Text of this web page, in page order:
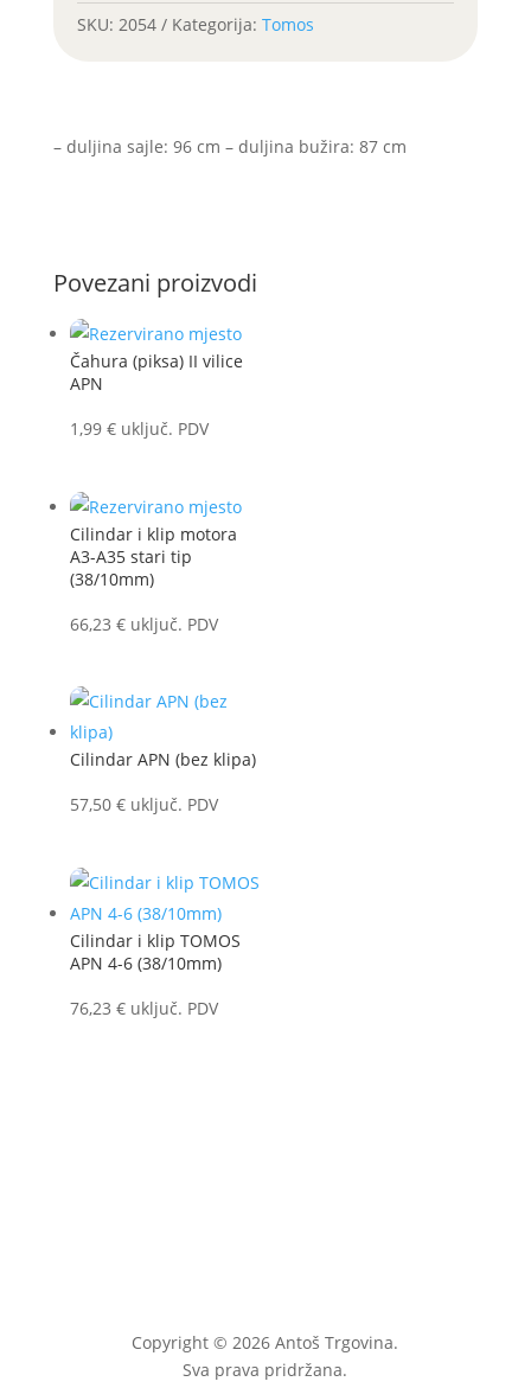
količina
SKU: 2054 Kategorija: Tomos
– duljina sajle: 96 cm – duljina bužira: 87 cm
Povezani proizvodi
Čahura (piksa) II vilice
APN
1,99 € uključ. PDV
Cilindar i klip motora
A3-A35 stari tip
(38/10mm)
66,23 € uključ. PDV
Cilindar APN (bez klipa)
57,50 € uključ. PDV
Cilindar i klip TOMOS
APN 4-6 (38/10mm)
76,23 € uključ. PDV
Copyright © 2026 Antoš Trgovina.
Sva prava pridržana.